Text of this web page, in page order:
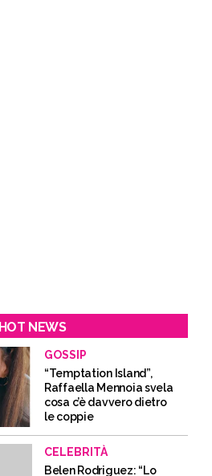
HOT NEWS
GOSSIP
“Temptation Island”,
Raffaella Mennoia svela
cosa c’è davvero dietro
le coppie
CELEBRITÀ
Belen Rodriguez: “Lo